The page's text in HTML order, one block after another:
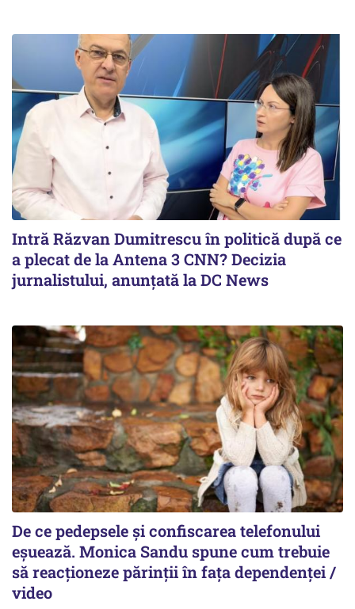
Intră Răzvan Dumitrescu în politică după ce
a plecat de la Antena 3 CNN? Decizia
jurnalistului, anunțată la DC News
De ce pedepsele și confiscarea telefonului
eșuează. Monica Sandu spune cum trebuie
să reacționeze părinții în fața dependenței /
video